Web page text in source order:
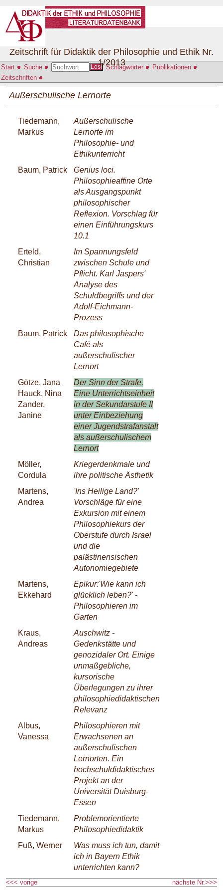
Start Suche Los! Schlagwörter
Publikationen
Zeitschriften
Zeitschrift für Didaktik der Philosophie und Ethik Nr.
1/2013
Außerschulische Lernorte
Tiedemann,
Markus
Außerschulische
Lernorte im
Philosophie- und
Ethikunterricht
Baum, Patrick
Genius loci.
Philosophieaffine Orte
als Ausgangspunkt
philosophischer
Reflexion. Vorschlag für
einen Einführungskurs
10.1
Erteld,
Christian
Im Spannungsfeld
zwischen Schule und
Pflicht. Karl Jaspers'
Analyse des
Schuldbegriffs und der
Adolf-Eichmann-
Prozess
Baum, Patrick
Das philosophische
Café als
außerschulischer
Lernort
Götze, Jana
Hauck, Nina
Zander,
Janine
Der Sinn der Strafe.
Eine Unterrichtseinheit
in der Sekundarstufe II
unter Einbeziehung
einer Jugendstrafanstalt
als außerschulischem
Lernort
Möller,
Cordula
Kriegerdenkmale und
ihre politische Ästhetik
Martens,
Andrea
'Ins Heilige Land?'
Vorschläge für eine
Exkursion mit einem
Philosophiekurs der
Oberstufe durch Israel
und die
palästinensischen
Autonomiegebiete
Martens,
Ekkehard
Epikur:'Wie kann ich
glücklich leben?' -
Philosophieren im
Garten
Kraus,
Andreas
Auschwitz -
Gedenkstätte und
genozidaler Ort. Einige
unmaßgebliche,
kursorische
Überlegungen zu ihrer
philosophiedidaktischen
Relevanz
Albus,
Vanessa
Philosophieren mit
Erwachsenen an
außerschulischen
Lernorten. Ein
hochschuldidaktisches
Projekt an der
Universität Duisburg-
Essen
Tiedemann,
Markus
Problemorientierte
Philosophiedidaktik
Fuß, Werner
Was muss ich tun, damit
ich in Bayern Ethik
unterrichten kann?
<<< vorige nächste Nr.>>>